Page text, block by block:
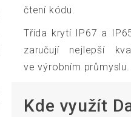
čtení kódu.
Třída krytí IP67 a
zaručují nejlepší
ve výrobním průmyslu.
Kde využít